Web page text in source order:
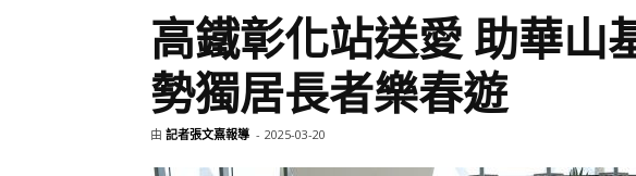
高鐵彰化站送愛 助華山
勢獨居長者樂春遊
由 記者張文熹報導 - 2025-03-20